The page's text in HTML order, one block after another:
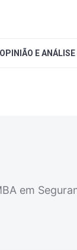
OPINIÃO E ANÁLISE
em